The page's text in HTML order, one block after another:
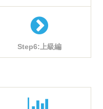
Step6:上級編